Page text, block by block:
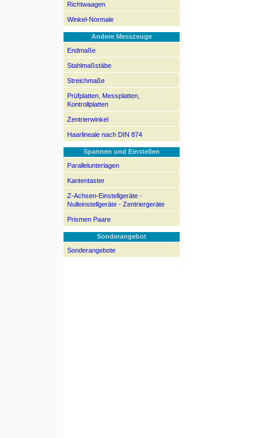
Richtwaagen
Winkel-Normale
Andere Messzeuge
Endmaße
Stahlmaßstäbe
Streichmaße
Prüfplatten, Messplatten,
Kontrollplatten
Zentrierwinkel
Haarlineale nach DIN 874
Spannen und Einstellen
Parallelunterlagen
Kantentaster
Z-Achsen-Einstellgeräte -
Nulleinstellgeräte - Zentriergeräte
Prismen Paare
Sonderangebot
Sonderangebote